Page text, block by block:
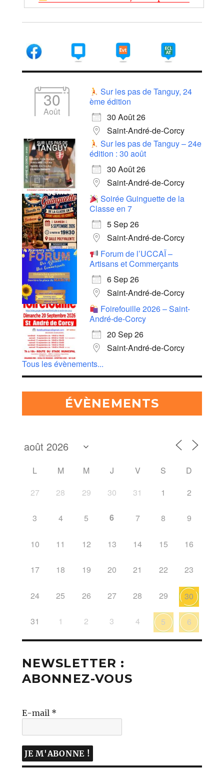
30
Août
Sur les pas de Tanguy, 24
ème édition
30 Août 26
Saint-André-de-Corcy
Sur les pas de Tanguy – 24e
édition : 30 août
30 Août 26
Saint-André-de-Corcy
Soirée Guinguette de la
Classe en 7
5 Sep 26
Saint-André-de-Corcy
Forum de l’UCCAÏ –
Artisans et Commerçants
6 Sep 26
Saint-André-de-Corcy
Foirefouille 2026 – Saint-
André-de-Corcy
20 Sep 26
Saint-André-de-Corcy
Tous les évènements...
ÉVÈNEMENTS
L M M J V S
D
27
28 29 30 31 1 2
3 4 5 6 7 8 9
10 11 12 13 14 15 16
17 18 19 20 21 22 23
24 25 26 27 28 29 30
31 1 2 3 4 5 6
NEWSLETTER :
ABONNEZ-VOUS
E-mail *